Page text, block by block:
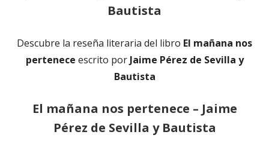
Bautista
Descubre la reseña literaria del libro El mañana nos
pertenece escrito por Jaime Pérez de Sevilla y
Bautista
El mañana nos pertenece – Jaime
Pérez de Sevilla y Bautista